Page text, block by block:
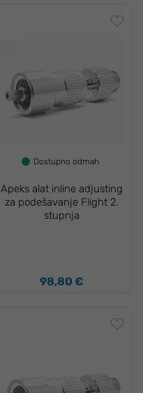
Dostupno odmah
Apeks alat inline adjusting
za podešavanje Flight 2.
stupnja
98,80 €